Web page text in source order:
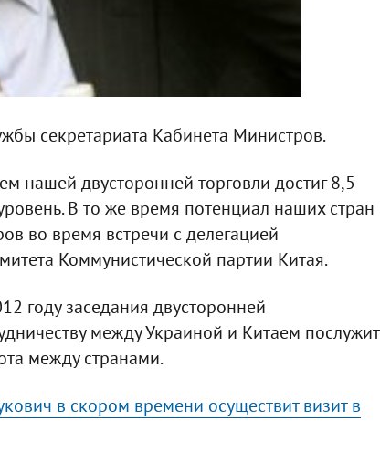
секретариата Кабинета Министров.
нашей двусторонней торговли достиг 8,5
В то же время потенциал наших стран
во время встречи с делегацией
Коммунистической партии Китая.
году заседания двусторонней
между Украиной и Китаем послужит
между странами.
в скором времени осуществит визит в